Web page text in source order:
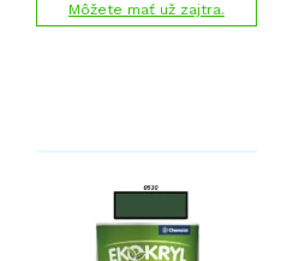
Môžete mať už zajtra.